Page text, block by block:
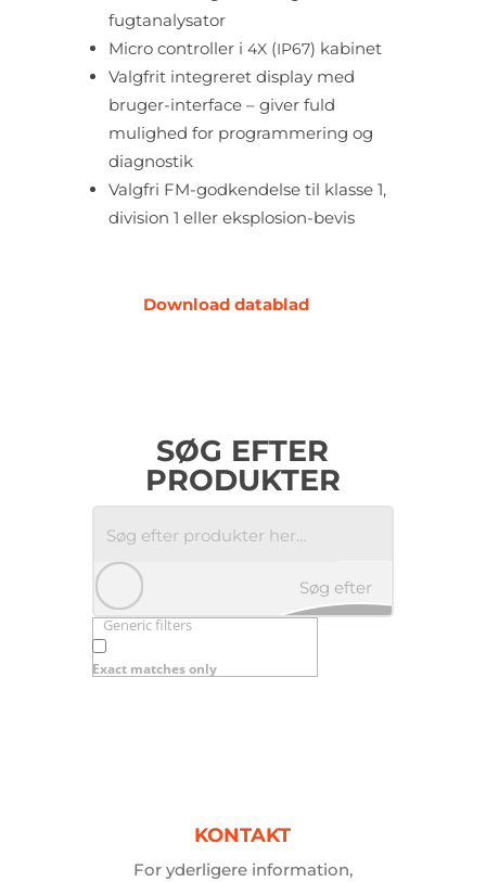
fugtanalysator
Micro controller i 4X(IP67) kabinet
Valgfrit integreret display med
bruger-interface – giver fuld
mulighed for programmering og
diagnostik
Valgfri FM-godkendelse til klasse 1,
division 1 eller eksplosion-bevis
Download datablad
SØG EFTER
PRODUKTER
Søg efter
Generic filters
Exact matches only
KONTAKT
For yderligere information,